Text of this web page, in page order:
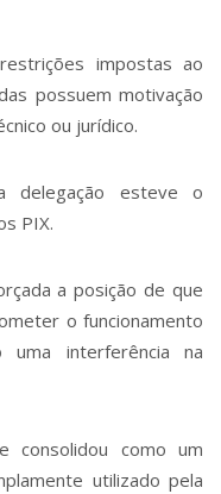
impostas ao
possuem motivação
ou jurídico.
delegação esteve o
PIX.
a posição de que
o funcionamento
interferência na
como um
utilizado pela